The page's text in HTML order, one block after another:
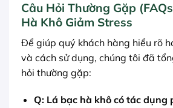
Câu Hỏi Thường Gặp
Hà Khô Giảm Stress
Để giúp quý khách hàng hiểu rõ
và cách sử dụng, chúng tôi đã
hỏi thường gặp:
Q: Lá bạc hà khô có tác dụng